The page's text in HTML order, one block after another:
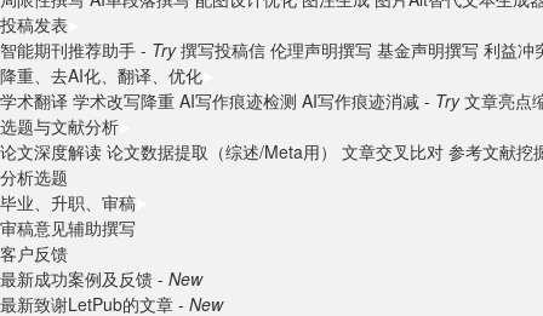
投稿发表
智能期刊推荐助手 - Try 撰写投稿信 伦理声明撰写 基金声明撰写 利益冲
降重、去AI化、翻译、优化
学术翻译 学术改写降重 AI写作痕迹检测 AI写作痕迹消减 - Try 文章亮点
选题与文献分析
论文深度解读 论文数据提取（综述/Meta用） 文章交叉比对 参考文献挖
分析选题
毕业、升职、审稿
审稿意见辅助撰写
客户反馈
最新成功案例及反馈 - New
最新致谢LetPub的文章 - New